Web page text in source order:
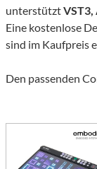
unterstütztVST3,
Eine kostenlose
sind im Kaufpreis
Den passenden